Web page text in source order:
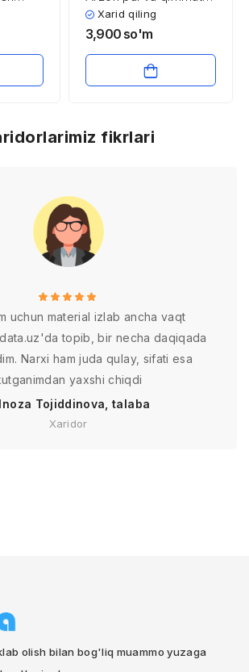
pul siyosati
Xarid qiling
3,900 so'm
fikrlari
uchun material izlab ancha vaqt
topib, bir necha daqiqada
Narxi ham juda qulay, sifati esa
yaxshi chiqdi
Tojiddinova, talaba
Xaridor
olish bilan bog'liq muammo yuzaga